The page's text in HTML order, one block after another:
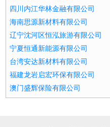
四川内江华林金融有限公司
海南思源新材料有限公司
辽宁沈河区恒泓旅游有限公司
宁夏恒通新能源有限公司
台湾安达新材料有限公司
福建龙岩启宏环保有限公司
澳门盛辉保险有限公司